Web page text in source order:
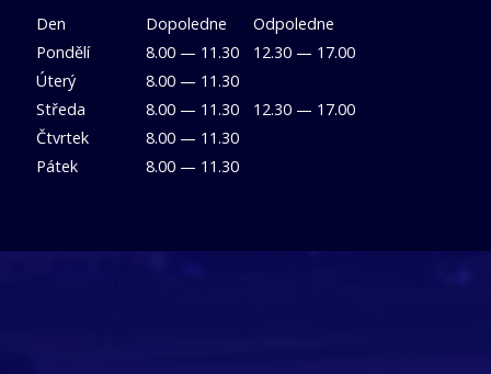
Den Dopoledne
Odpoledne
Pondělí
8.00 — 11.30
12.30 — 17.00
Úterý
8.00 — 11.30
Středa
8.00 — 11.30
12.30 — 17.00
Čtvrtek
8.00 — 11.30
Pátek
8.00 — 11.30